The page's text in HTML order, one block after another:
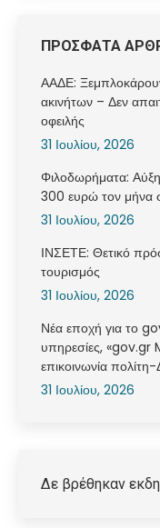
ΠΡΟΣΦΑΤΑ
ΑΑΔΕ:
ακινήτων – Δεν
οφειλής
31 Ιουλίου, 2026
Φιλοδωρήματα:
300 ευρώ τον μήνα
31 Ιουλίου, 2026
ΙΝΣΕΤΕ: Θετικό
τουρισμός
31 Ιουλίου, 2026
Νέα εποχή για το
υπηρεσίες, «gov.gr
επικοινωνία
31 Ιουλίου, 2026
Δε βρέθηκαν